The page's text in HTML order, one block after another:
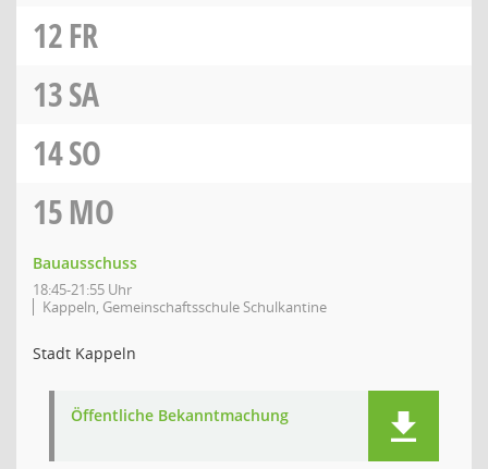
12FR
13SA
14SO
15MO
Bauausschuss
18:45-21:55 Uhr
Kappeln, Gemeinschaftsschule Schulkantine
Stadt Kappeln
Öffentliche Bekanntmachung